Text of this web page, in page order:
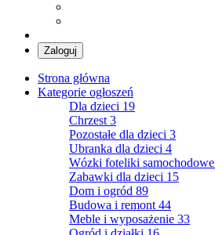
Zaloguj
Strona główna
Kategorie ogłoszeń
Dla dzieci 19
Chrzest 3
Pozostałe dla dzieci 3
Ubranka dla dzieci 4
Wózki foteliki samochodowe
Zabawki dla dzieci 15
Dom i ogród 89
Budowa i remont 44
Meble i wyposażenie 33